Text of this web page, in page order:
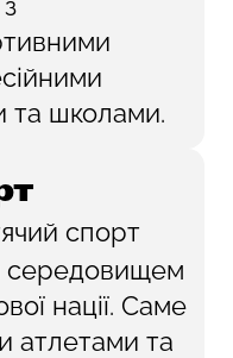
та школами.
спорт
середовищем
нації. Саме
атлетами та